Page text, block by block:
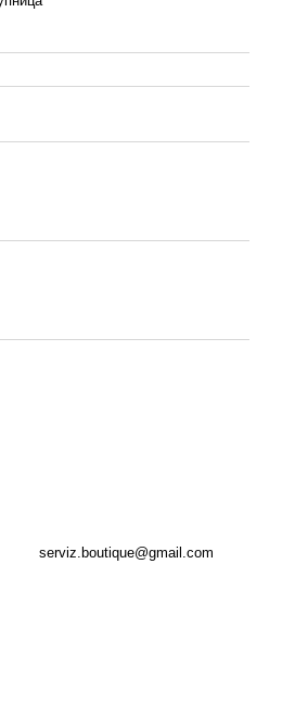
serviz.boutique@gmail.com